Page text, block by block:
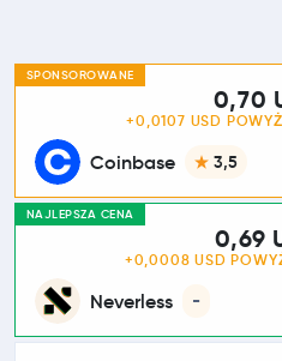
SPONSOROWANE
Coinbase 3,5
0,70
+0,0107 USD
NAJLEPSZA CENA
Neverless -
0,69
+0,0008 USD